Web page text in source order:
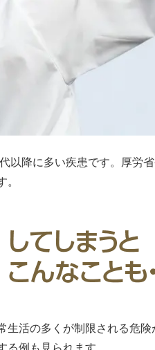
以降に多い疾患です。厚労
活の多くが制限される危